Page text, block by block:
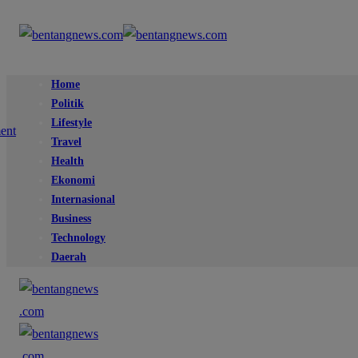
Home
Politik
Lifestyle
Travel
Health
Ekonomi
Internasional
Business
Technology
Daerah